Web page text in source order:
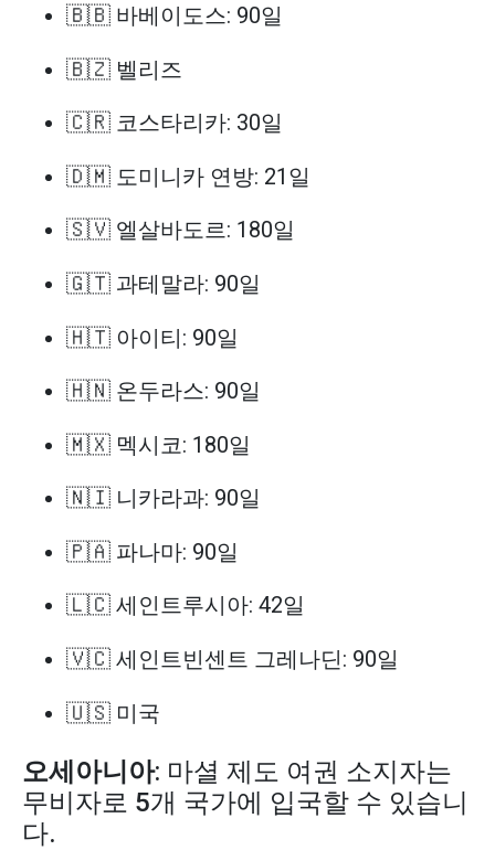
🇧🇧 바베이도스: 90일
🇧🇿 벨리즈
🇨🇷 코스타리카: 30일
🇩🇲 도미니카 연방: 21일
🇸🇻 엘살바도르: 180일
🇬🇹 과테말라: 90일
🇭🇹 아이티: 90일
🇭🇳 온두라스: 90일
🇲🇽 멕시코: 180일
🇳🇮 니카라과: 90일
🇵🇦 파나마: 90일
🇱🇨 세인트루시아: 42일
🇻🇨 세인트빈센트 그레나딘: 90일
🇺🇸 미국
오세아니아: 마셜 제도 여권 소지자는
무비자로 5개 국가에 입국할 수 있습니
다.